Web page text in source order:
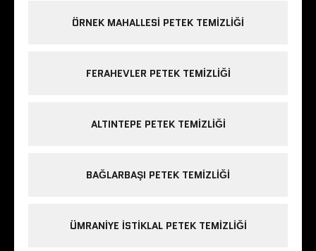
ÖRNEK MAHALLESI PETEK TEMIZLIĞI
FERAHEVLER PETEK TEMIZLIĞI
ALTINTEPE PETEK TEMIZLIĞI
BAĞLARBAŞI PETEK TEMIZLIĞI
ÜMRANIYE ISTIKLAL PETEK TEMIZLIĞI